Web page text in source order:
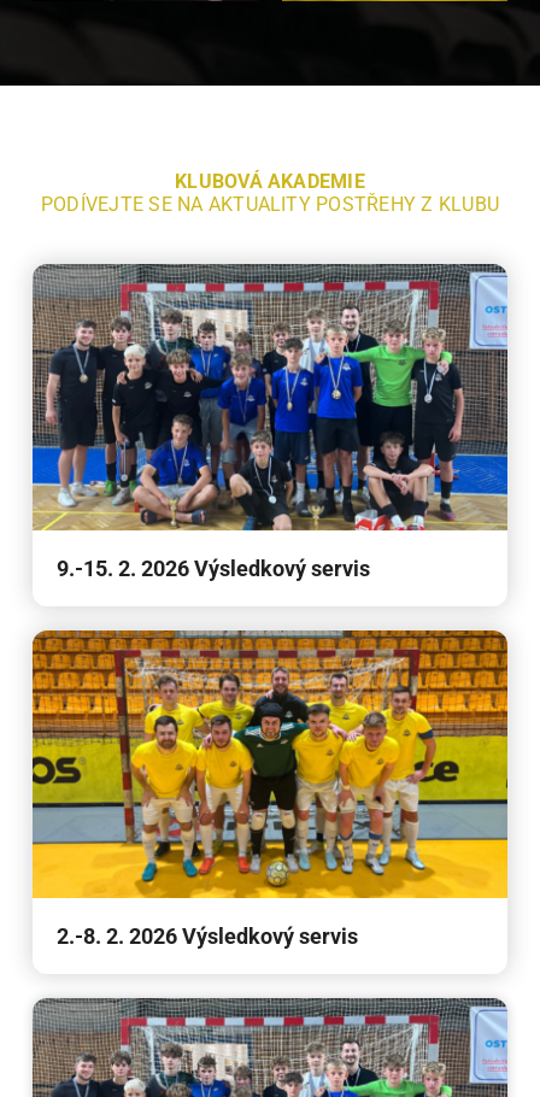
KLUBOVÁ AKADEMIE
PODÍVEJTE SE NA AKTUALITY POSTŘEHY Z KLUBU
9.-15. 2. 2026 Výsledkový servis
2.-8. 2. 2026 Výsledkový servis